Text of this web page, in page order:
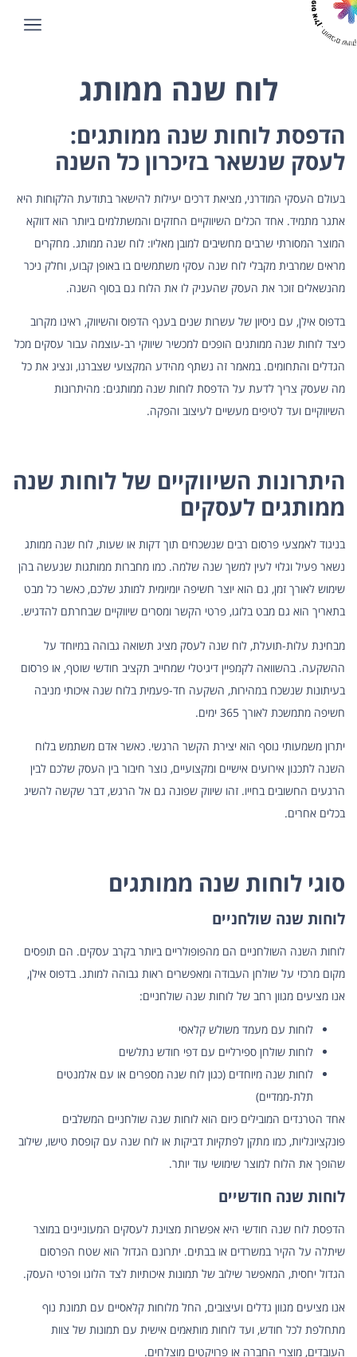
לוח שנה ממותג
הדפסת לוחות שנה ממותגים:
לעסק שנשאר בזיכרון כל השנה
בעולם העסקי המודרני, מציאת דרכים יעילות להישאר בתודעת הלקוחות היא
אתגר מתמיד. אחד הכלים השיווקיים החזקים והמשתלמים ביותר הוא דווקא
המוצר המסורתי שרבים מחשיבים למובן מאליו: לוח שנה ממותג. מחקרים
מראים שמרבית מקבלי לוח שנה עסקי משתמשים בו באופן קבוע, וחלק ניכר
מהנשאלים זוכר את העסק שהעניק לו את הלוח גם בסוף השנה.
בדפוס אילן, עם ניסיון של עשרות שנים בענף הדפוס והשיווק, ראינו מקרוב
כיצד לוחות שנה ממותגים הופכים למכשיר שיווקי רב-עוצמה עבור עסקים מכל
הגדלים והתחומים. במאמר זה נשתף מהידע המקצועי שצברנו, ונציג את כל
מה שעסק צריך לדעת על הדפסת לוחות שנה ממותגים: מהיתרונות
השיווקיים ועד לטיפים מעשיים לעיצוב והפקה.
היתרונות השיווקיים של לוחות שנה
ממותגים לעסקים
בניגוד לאמצעי פרסום רבים שנשכחים תוך דקות או שעות, לוח שנה ממותג
נשאר פעיל וגלוי לעין למשך שנה שלמה. כמו מחברות ממותגות שנעשה בהן
שימוש לאורך זמן, גם הוא יוצר חשיפה יומיומית למותג שלכם, כאשר כל מבט
בתאריך הוא גם מבט בלוגו, פרטי הקשר ומסרים שיווקיים שבחרתם להדגיש.
מבחינת עלות-תועלת, לוח שנה לעסק מציג תשואה גבוהה במיוחד על
ההשקעה. בהשוואה לקמפיין דיגיטלי שמחייב תקציב חודשי שוטף, או פרסום
בעיתונות שנשכח במהירות, השקעה חד-פעמית בלוח שנה איכותי מניבה
חשיפה מתמשכת לאורך 365 ימים.
יתרון משמעותי נוסף הוא יצירת הקשר הרגשי. כאשר אדם משתמש בלוח
השנה לתכנון אירועים אישיים ומקצועיים, נוצר חיבור בין העסק שלכם לבין
הרגעים החשובים בחייו. זהו שיווק שפונה גם אל הרגש, דבר שקשה להשיג
בכלים אחרים.
סוגי לוחות שנה ממותגים
לוחות שנה שולחניים
לוחות השנה השולחניים הם מהפופולריים ביותר בקרב עסקים. הם תופסים
מקום מרכזי על שולחן העבודה ומאפשרים ראות גבוהה למותג. בדפוס אילן,
אנו מציעים מגוון רחב של לוחות שנה שולחניים:
לוחות עם מעמד משולש קלאסי
לוחות שולחן ספירליים עם דפי חודש נתלשים
לוחות שנה מיוחדים (כגון לוח שנה מספרים או עם אלמנטים
תלת-ממדיים)
אחד הטרנדים המובילים כיום הוא לוחות שנה שולחניים המשלבים
פונקציונליות, כמו מתקן לפתקיות דביקות או לוח שנה עם קופסת טישו, שילוב
שהופך את הלוח למוצר שימושי עוד יותר.
לוחות שנה חודשיים
הדפסת לוח שנה חודשי היא אפשרות מצוינת לעסקים המעוניינים במוצר
שיתלה על הקיר במשרדים או בבתים. יתרונם הגדול הוא שטח הפרסום
הגדול יחסית, המאפשר שילוב של תמונות איכותיות לצד הלוגו ופרטי העסק.
אנו מציעים מגוון גדלים ועיצובים, החל מלוחות קלאסיים עם תמונת נוף
מתחלפת לכל חודש, ועד לוחות מותאמים אישית עם תמונות של צוות
העובדים, מוצרי החברה או פרויקטים מוצלחים.